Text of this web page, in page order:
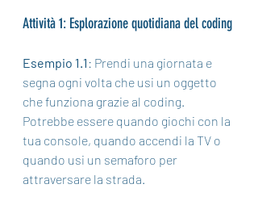
Attività 1: Esplorazione quotidiana del coding
Esempio 1.1 : Prendi una giornata e
segna ogni volta che usi un oggetto
che funziona grazie al coding.
Potrebbe essere quando giochi con la
tua console, quando accendi la TV o
quando usi un semaforo per
attraversare la strada.